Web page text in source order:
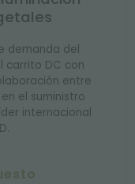
demanda del
carrito DC con
entre
el suministro
internacional